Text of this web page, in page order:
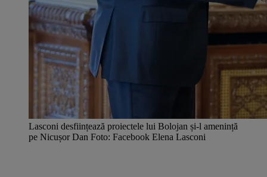
Lasconi desființează proiectele lui Bolojan și-l amenință
pe Nicușor Dan Foto: Facebook Elena Lasconi